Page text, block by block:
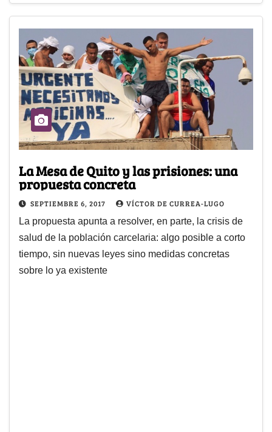
La Mesa de Quito y las prisiones: una
propuesta concreta
SEPTIEMBRE 6, 2017 VÍCTOR DE CURREA-LUGO
La propuesta apunta a resolver, en parte, la crisis de
salud de la población carcelaria: algo posible a corto
tiempo, sin nuevas leyes sino medidas concretas
sobre lo ya existente